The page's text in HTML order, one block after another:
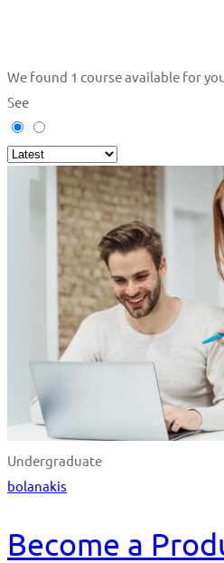
We found 1 course available for
See
Undergraduate
bolanakis
Become a